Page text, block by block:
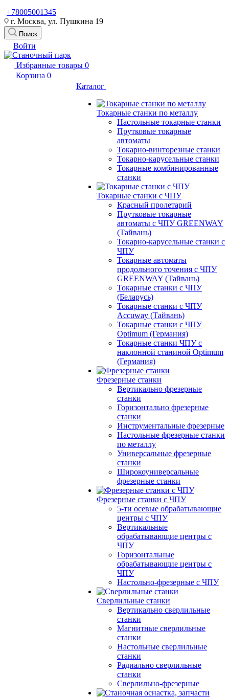
+78005001345
г. Москва, ул. Пушкина 19
Поиск
Войти
Избранные товары 0
Корзина 0
Каталог
Токарные станки по металлу
Настольные токарные станки
Прутковые токарные
автоматы
Токарно-винторезные станки
Токарно-карусельные станки
Токарные комбинированные
станки
Токарные станки с ЧПУ
Красный пролетарий
Прутковые токарные
автоматы с ЧПУ GREENWAY
(Тайвань)
Токарно-карусельные станки с
ЧПУ
Токарные автоматы
продольного точения с ЧПУ
GREENWAY (Тайвань)
Токарные станки с ЧПУ
(Беларусь)
Токарные станки с ЧПУ
Accuway (Тайвань)
Токарные станки с ЧПУ
Optimum (Германия)
Токарные станки ЧПУ с
наклонной станиной Optimum
(Германия)
Фрезерные станки
Вертикально фрезерные
станки
Горизонтально фрезерные
станки
Инструментальные фрезерные
Настольные фрезерные станки
по металлу
Универсальные фрезерные
станки
Широкоуниверсальные
фрезерные станки
Фрезерные станки с ЧПУ
5-ти осевые обрабатывающие
центры с ЧПУ
Вертикальные
обрабатывающие центры с
ЧПУ
Горизонтальные
обрабатывающие центры с
ЧПУ
Настольно-фрезерные с ЧПУ
Сверлильные станки
Вертикально сверлильные
станки
Магнитные сверлильные
станки
Настольные сверлильные
станки
Радиально сверлильные
станки
Сверлильно-фрезерные